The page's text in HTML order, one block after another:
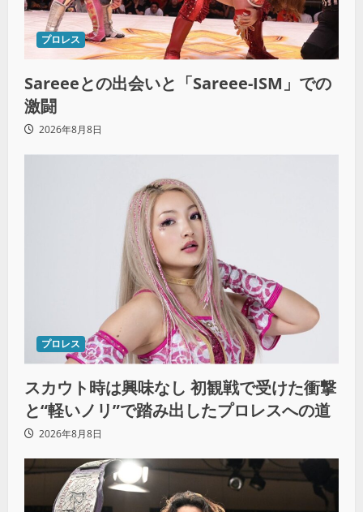
プロレス
Sareeeとの出会いと「Sareee-ISM」での
激闘
2026年8月8日
プロレス
スカウト時は興味なし 初観戦で受けた衝撃
と“軽いノリ”で踏み出したプロレスへの道
2026年8月8日